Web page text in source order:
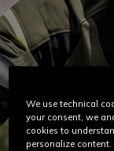
We use technical
your consent, we
cookies to
personalize